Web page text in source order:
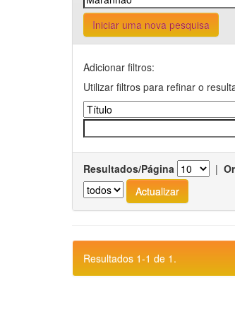
Iniciar uma nova pesquisa
Adicionar filtros:
Utilizar filtros para refinar o
Resultados/Página |
Resultados 1-1 de 1.